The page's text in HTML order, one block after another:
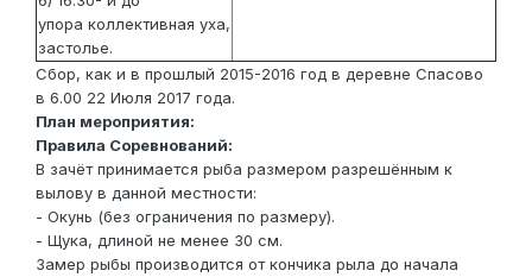
упора коллективная уха,
застолье.
Сбор, как и в прошлый 2015-2016 год в деревне Спасово
в 6.00 22 Июля 2017 года.
План мероприятия:
Правила Соревнований:
В зачёт принимается рыба размером разрешённым к
вылову в данной местности:
- Окунь (без ограничения по размеру).
- Щука, длиной не менее 30 см.
Замер рыбы производится от кончика рыла до начала